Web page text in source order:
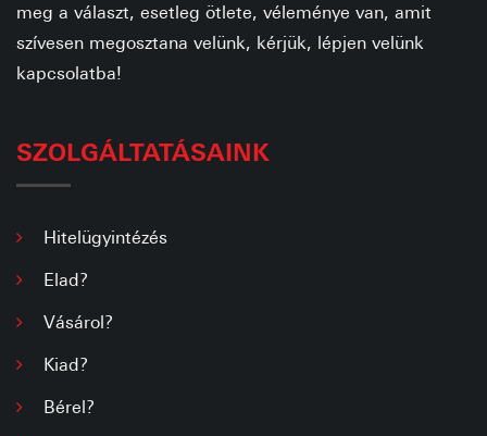
meg a választ, esetleg ötlete, véleménye van, amit
szívesen megosztana velünk, kérjük, lépjen velünk
kapcsolatba!
SZOLGÁLTATÁSAINK
Hitelügyintézés
Elad?
Vásárol?
Kiad?
Bérel?